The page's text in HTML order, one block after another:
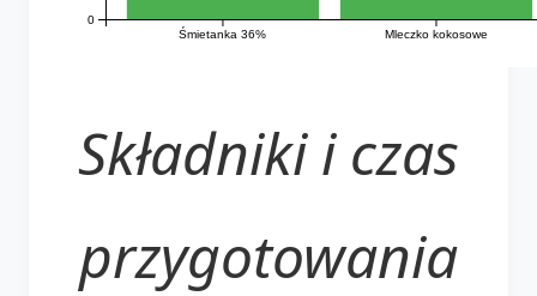
Śmietanka 36% Mleczko kokosowe
0
Składniki i czas
przygotowania